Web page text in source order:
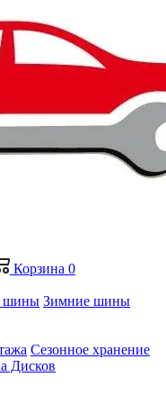
Корзина 0
шины Зимние шины
Сезонное хранение
Дисков